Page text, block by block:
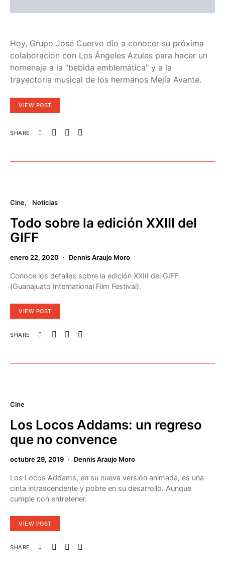
Hoy, Grupo José Cuervo dio a conocer su próxima
colaboración con Los Ángeles Azules para hacer un
homenaje a la “bebida emblemática" y a la
trayectoria musical de los hermanos Mejía Avante.
VIEW POST
SHARE
Cine Noticias
Todo sobre la edición XXIII del
GIFF
enero 22, 2020 Dennis Araujo Moro
Conoce los detalles sobre la edición XXIII del GIFF
(Guanajuato International Film Festival).
VIEW POST
SHARE
Cine
Los Locos Addams: un regreso
que no convence
octubre 29, 2019 Dennis Araujo Moro
Los Locos Addams, en su nueva versión animada, es una
cinta intrascendente y pobre en su desarrollo. Aunque
cumple con entretener.
VIEW POST
SHARE